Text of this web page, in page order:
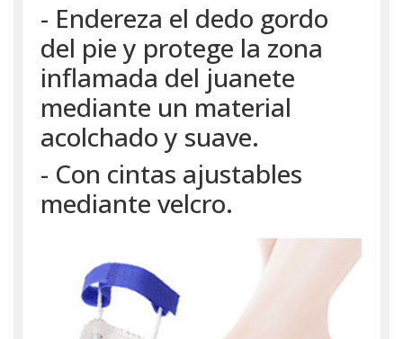
- Endereza el dedo gordo
del pie y protege la zona
inflamada del juanete
mediante un material
acolchado y suave.
- Con cintas ajustables
mediante velcro.